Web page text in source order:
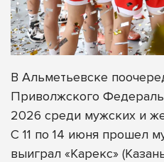
В Альметьевске
Приволжского
2026 среди мужских и
С 11 по 14 июня прошел
выиграл «Карекс»